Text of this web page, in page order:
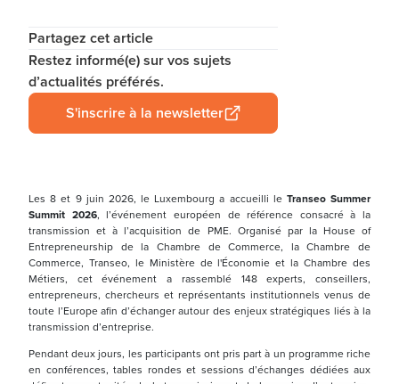
Partagez cet article
Restez informé(e) sur vos sujets
d’actualités préférés.
S'inscrire à la newsletter
Les 8 et 9 juin 2026, le Luxembourg a accueilli le Transeo Summer
Summit 2026, l’événement européen de référence consacré à la
transmission et à l’acquisition de PME. Organisé par la House of
Entrepreneurship de la Chambre de Commerce, la Chambre de
Commerce, Transeo, le Ministère de l'Économie et la Chambre des
Métiers, cet événement a rassemblé 148 experts, conseillers,
entrepreneurs, chercheurs et représentants institutionnels venus de
toute l’Europe afin d’échanger autour des enjeux stratégiques liés à la
transmission d’entreprise.
Pendant deux jours, les participants ont pris part à un programme riche
en conférences, tables rondes et sessions d’échanges dédiées aux